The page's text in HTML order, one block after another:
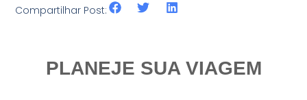
Compartilhar Post:
PLANEJE SUA VIAGEM